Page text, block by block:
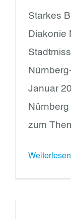
Starkes
Diakonie
Januar
zum
Weiterlesen